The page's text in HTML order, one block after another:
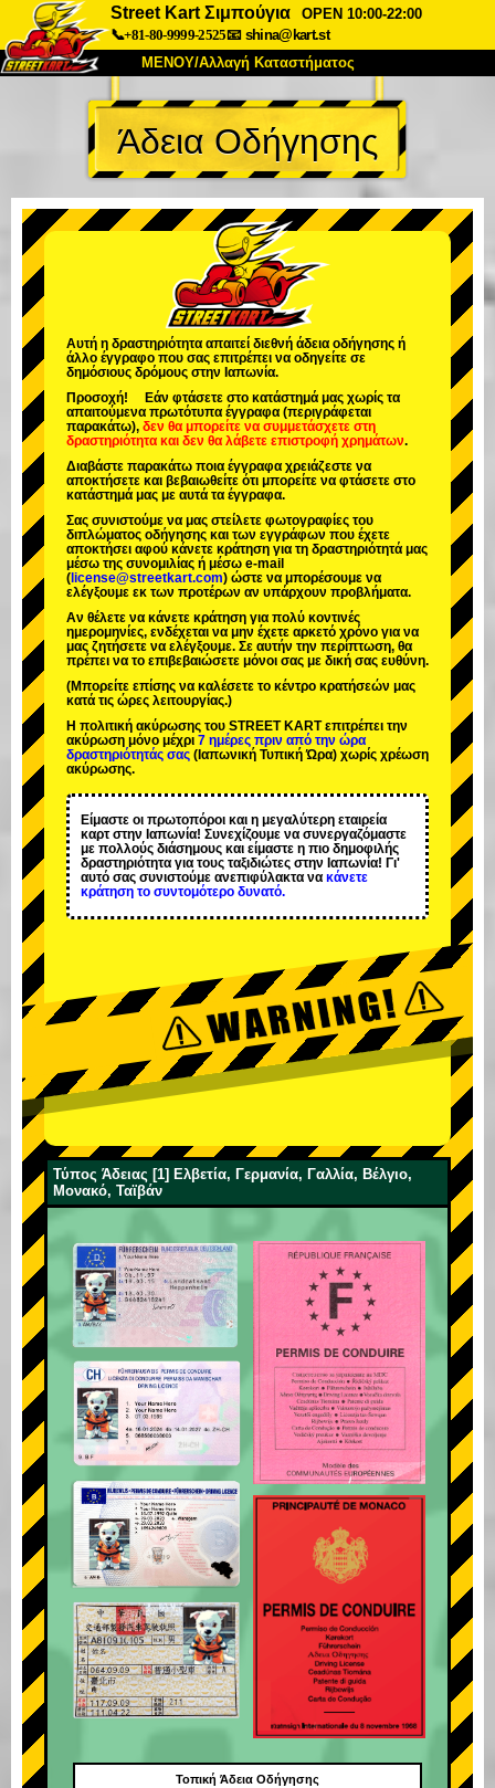
Street Kart Σιμπούγια
OPEN 10:00-22:00
📞+81-80-9999-2525📧 shina@kart.st
ΜΕΝΟΥ/Αλλαγή Καταστήματος
ΚΥΡΙΩΣ
Σχετικά Προδιαγραφές Τιμές
Συχνές Ερωτήσεις
Εταιρεία Κράτηση
Αλλαγή Καταστήματος
Τόκιο Σινάγαουα #1
Τόκιο Ακίχαμπαρα #2 Τόκιο Σιμπούγια
Τόκιο Σιμπούγια Annex
Τόκιο Ασακούσα Οσάκα
Οκινάουα
Άδεια Οδήγησης
Αυτή η δραστηριότητα απαιτεί διεθνή άδεια οδήγησης ή
άλλο έγγραφο που σας επιτρέπει να οδηγείτε σε
δημόσιους δρόμους στην Ιαπωνία.
Προσοχή! Εάν φτάσετε στο κατάστημά μας χωρίς τα
απαιτούμενα πρωτότυπα έγγραφα (περιγράφεται
παρακάτω), δεν θα μπορείτε να συμμετάσχετε στη
δραστηριότητα και δεν θα λάβετε επιστροφή χρημάτων.
Διαβάστε παρακάτω ποια έγγραφα χρειάζεστε να
αποκτήσετε και βεβαιωθείτε ότι μπορείτε να φτάσετε στο
κατάστημά μας με αυτά τα έγγραφα.
Σας συνιστούμε να μας στείλετε φωτογραφίες του
διπλώματος οδήγησης και των εγγράφων που έχετε
αποκτήσει αφού κάνετε κράτηση για τη δραστηριότητά μας
μέσω της συνομιλίας ή μέσω e-mail
( license@streetkart.com) ώστε να μπορέσουμε να
ελέγξουμε εκ των προτέρων αν υπάρχουν προβλήματα.
Αν θέλετε να κάνετε κράτηση για πολύ κοντινές
ημερομηνίες, ενδέχεται να μην έχετε αρκετό χρόνο για να
μας ζητήσετε να ελέγξουμε. Σε αυτήν την περίπτωση, θα
πρέπει να το επιβεβαιώσετε μόνοι σας με δική σας ευθύνη.
(Μπορείτε επίσης να καλέσετε το κέντρο κρατήσεών μας
κατά τις ώρες λειτουργίας.)
Η πολιτική ακύρωσης του STREET KART επιτρέπει την
ακύρωση μόνο μέχρι 7 ημέρες πριν από την ώρα
δραστηριότητάς σας (Ιαπωνική Τυπική Ώρα) χωρίς χρέωση
ακύρωσης.
Είμαστε οι πρωτοπόροι και η μεγαλύτερη εταιρεία
καρτστην Ιαπωνία! Συνεχίζουμε να συνεργαζόμαστε
με πολλούς διάσημους και είμαστε η πιο δημοφιλής
δραστηριότητα για τους ταξιδιώτες στην Ιαπωνία! Γι'
αυτό σας συνιστούμε ανεπιφύλακτα να κάνετε
κράτηση το συντομότερο δυνατό.
Τύπος Άδειας [1] Ελβετία, Γερμανία, Γαλλία, Βέλγιο,
Μονακό, Ταϊβάν
Τοπική Άδεια Οδήγησης